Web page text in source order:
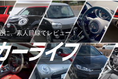
に、素人目線でレビュー！／